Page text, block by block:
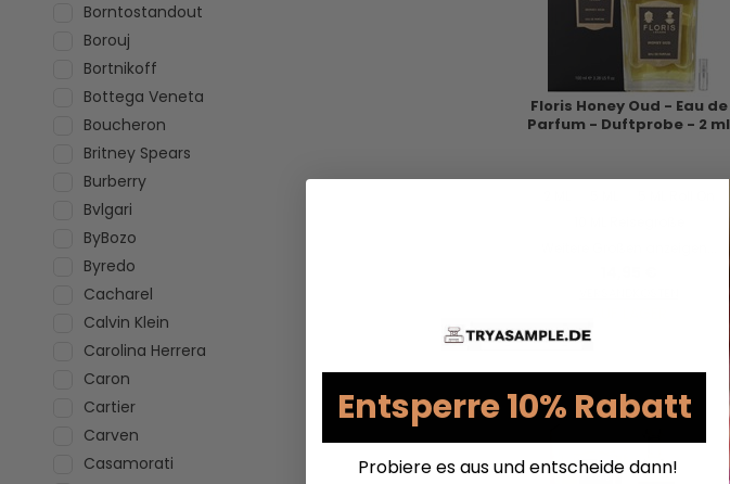
Borntostandout
Borouj
Bortnikoff
Bottega Veneta
Boucheron
Britney Spears
Burberry
Bvlgari
ByBozo
Byredo
Cacharel
Calvin Klein
Carolina Herrera
Caron
Cartier
Carven
Casamorati
Floris Honey Oud - Eau de
Parfum - Duftprobe - 2 ml
Entsperre 10% Rabatt
Probiere es aus und entscheide dann!